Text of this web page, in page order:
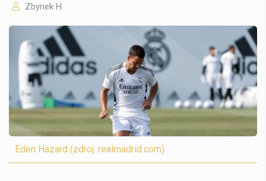
Zbynek H.
Eden Hazard (zdroj: realmadrid.com)